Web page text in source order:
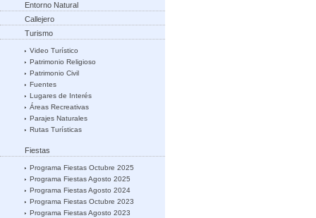
Entorno Natural
Callejero
Turismo
Video Turístico
Patrimonio Religioso
Patrimonio Civil
Fuentes
Lugares de Interés
Áreas Recreativas
Parajes Naturales
Rutas Turísticas
Fiestas
Programa Fiestas Octubre 2025
Programa Fiestas Agosto 2025
Programa Fiestas Agosto 2024
Programa Fiestas Octubre 2023
Programa Fiestas Agosto 2023